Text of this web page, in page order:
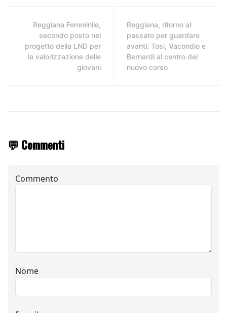
Reggiana Femminile,
secondo posto nel
progetto della LND per
la valorizzazione delle
giovani
Reggiana, ritorno al
passato per guardare
avanti: Tosi, Vacondio e
Bernardi al centro del
nuovo corso
💬 Commenti